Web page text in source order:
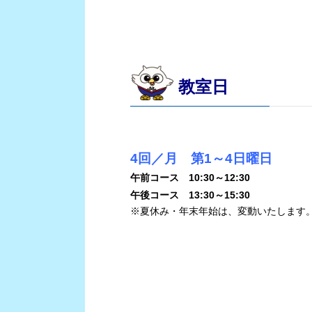
教室日
4回／月 第1～4日曜日
午前コース 10:30～12:30
午後コース 13:30～15:30
※夏休み・年末年始は、変動いたします